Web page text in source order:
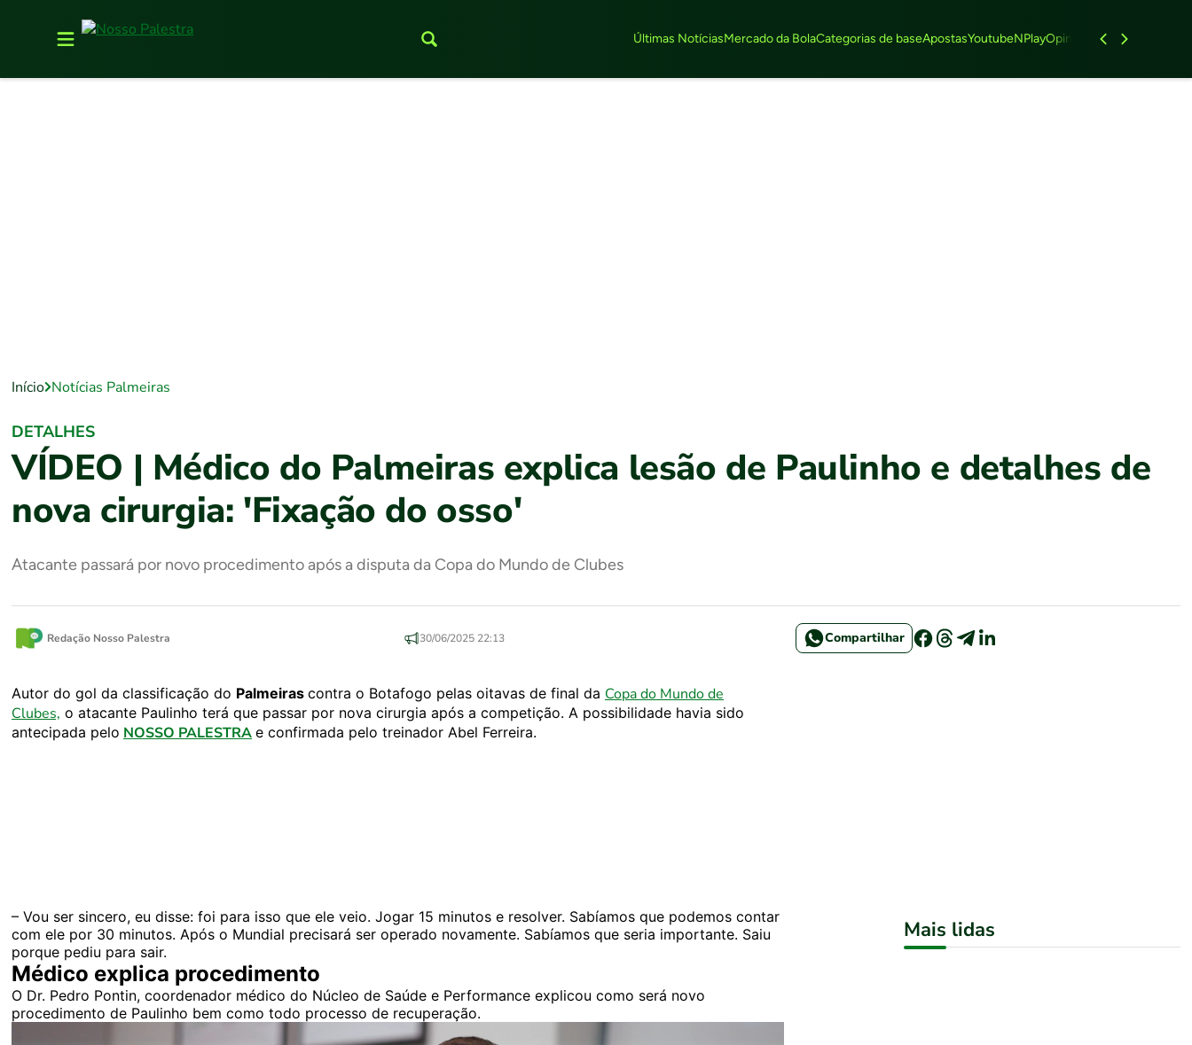
Últimas NotíciasMercado da BolaCategorias de baseApostasYoutubeNPlayOpinião Feminino
Início Notícias Palmeiras
DETALHES
VÍDEO | Médico do Palmeiras explica lesão de Paulinho e detalhes de
nova cirurgia: 'Fixação do osso'
Atacante passará por novo procedimento após a disputa da Copa do Mundo de Clubes
Redação Nosso Palestra 30/06/2025 22:13 Compartilhar
Autor do gol da classificação do Palmeiras contra o Botafogo pelas oitavas de final da Copa do Mundo de
Clubes, o atacante Paulinho terá que passar por nova cirurgia após a competição. A possibilidade havia sido
antecipada pelo NOSSO PALESTRA e confirmada pelo treinador Abel Ferreira.
– Vou ser sincero, eu disse: foi para isso que ele veio. Jogar 15 minutos e resolver. Sabíamos que podemos contar
com ele por 30 minutos. Após o Mundial precisará ser operado novamente. Sabíamos que seria importante. Saiu
porque pediu para sair.
Médico explica procedimento
O Dr. Pedro Pontin, coordenador médico do Núcleo de Saúde e Performance explicou como será novo
procedimento de Paulinho bem como todo processo de recuperação.
Mais lidas